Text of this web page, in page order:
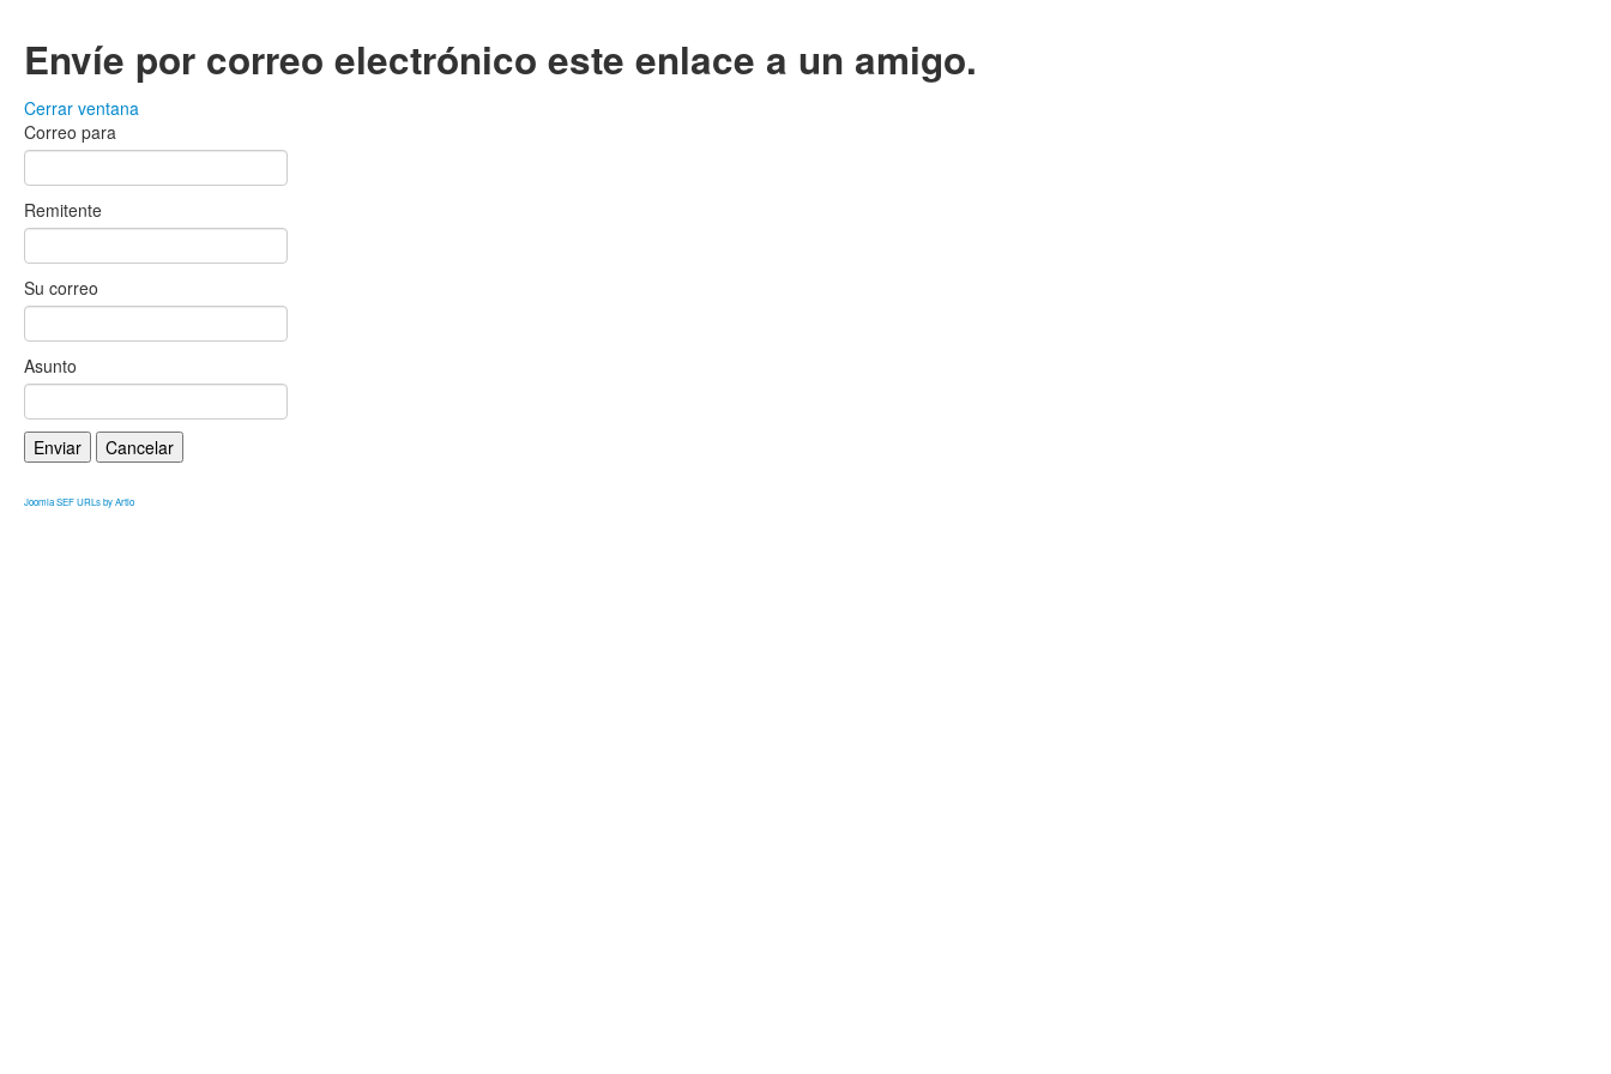
Envíe por correo electrónico este enlace a un amigo.
Cerrar ventana
Correo para
Remitente
Su correo
Asunto
Enviar Cancelar
Joomla SEF URLs by Artio